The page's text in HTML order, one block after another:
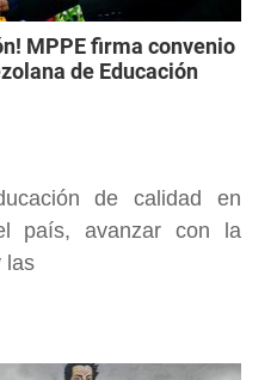
MPPE firma convenio
de Educación
de calidad en
país, avanzar con la
las